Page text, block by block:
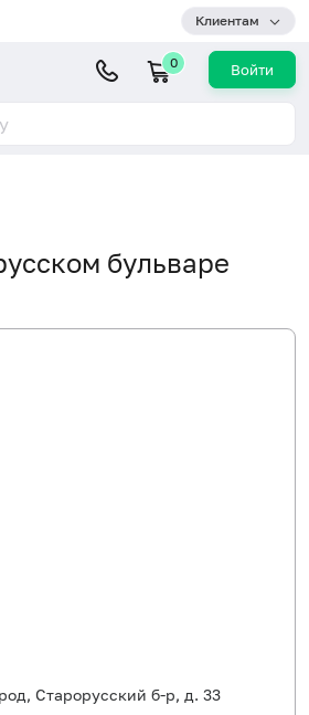
Клиентам
0 Войти
бульваре
, Старорусский б-р, д. 33